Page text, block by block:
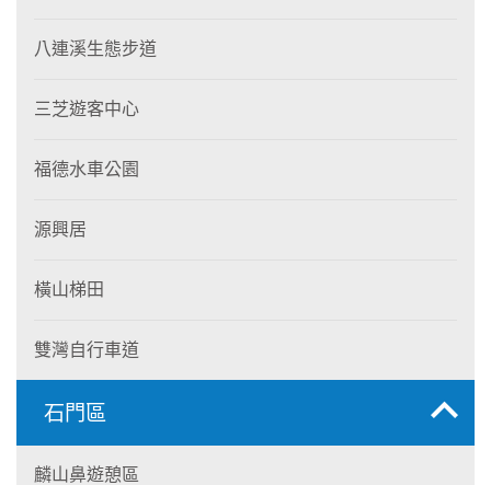
八連溪生態步道
三芝遊客中心
福德水車公園
源興居
橫山梯田
雙灣自行車道
石門區
麟山鼻遊憩區